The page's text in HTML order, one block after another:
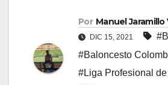
Por Manuel Jaramillo
DIC 15, 2021
#Baloncesto
#Liga Profesional